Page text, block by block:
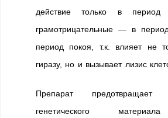
действие только в
грамотрицательные — в
период покоя, т.к. влияет не
гиразу, но и вызывает лизис
Препарат предотвращает
генетического